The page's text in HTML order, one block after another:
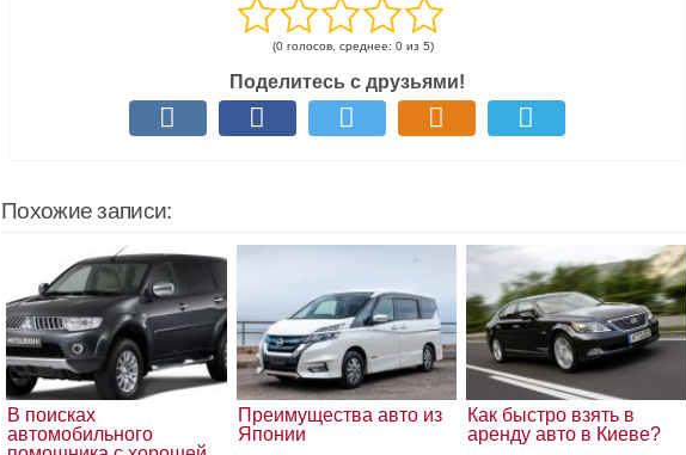
(0 голосов, среднее: 0 из 5)
Поделитесь с друзьями!
Похожие записи:
В поисках
автомобильного
Преимущества авто из
Японии
Как быстро взять в
аренду авто в Киеве?